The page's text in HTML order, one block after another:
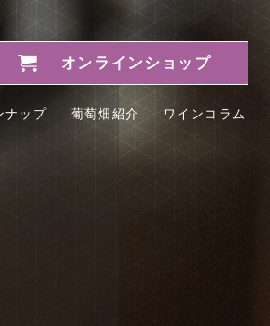
オンラインショップ
ナップ 葡萄畑紹介 ワインコラム